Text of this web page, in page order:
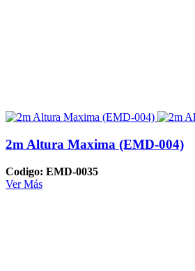
2m Altura Maxima (EMD-004)
Codigo: EMD-0035
Ver Más